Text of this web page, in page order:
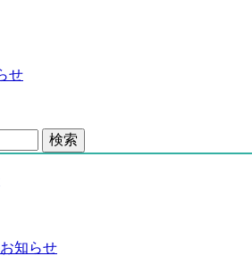
せ
知らせ